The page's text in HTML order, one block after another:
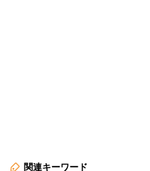
関連キーワード